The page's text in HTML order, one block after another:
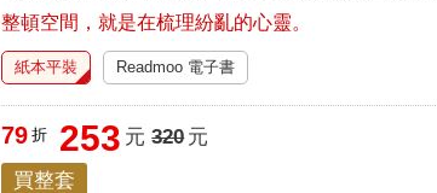
整頓空間，就是在梳理紛亂的心靈。
紙本平裝 Readmoo 電子書
79 折 253 元 320元
買整套